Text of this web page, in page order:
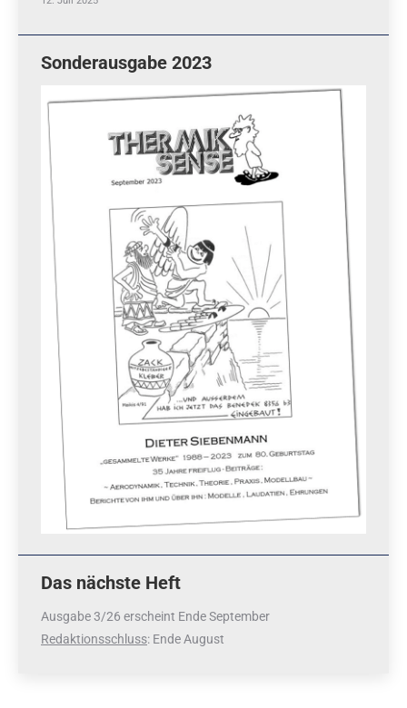
Sonderausgabe 2023
Das nächste Heft
Ausgabe 3/26 erscheint Ende September
Redaktionsschluss: Ende August